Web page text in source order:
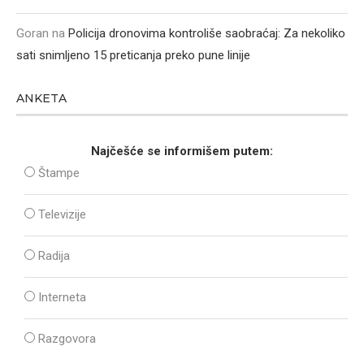
Goran na Policija dronovima kontroliše saobraćaj: Za nekoliko
sati snimljeno 15 preticanja preko pune linije
ANKETA
Najčešće se informišem putem:
Štampe
Televizije
Radija
Interneta
Razgovora